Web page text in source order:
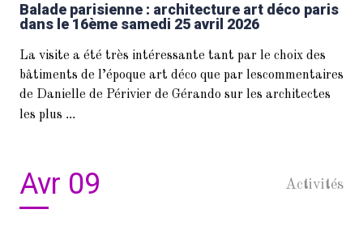
Balade parisienne : architecture art déco paris
dans le 16ème samedi 25 avril 2026
La visite a été très intéressante tant par le choix des
bâtiments de l’époque art déco que par lescommentaires
de Danielle de Périvier de Gérando sur les architectes
les plus ...
Avr 09 Activités